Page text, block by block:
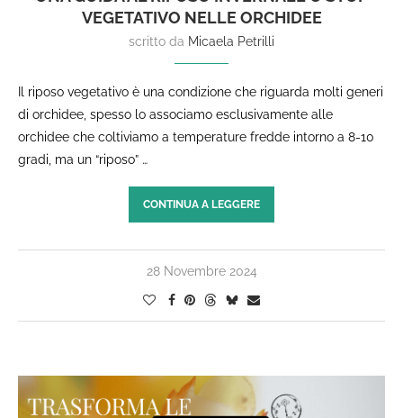
VEGETATIVO NELLE ORCHIDEE
scritto da Micaela Petrilli
Il riposo vegetativo è una condizione che riguarda molti generi
di orchidee, spesso lo associamo esclusivamente alle
orchidee che coltiviamo a temperature fredde intorno a 8-10
gradi, ma un “riposo” …
CONTINUA A LEGGERE
28 Novembre 2024